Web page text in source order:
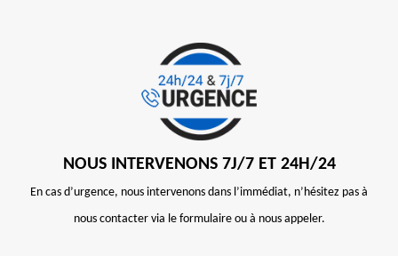
NOUS INTERVENONS 7J/7 ET 24H/24
En cas d’urgence, nous intervenons dans l’immédiat, n’hésitez pas à
nous contacter via le formulaire ou à nous appeler.